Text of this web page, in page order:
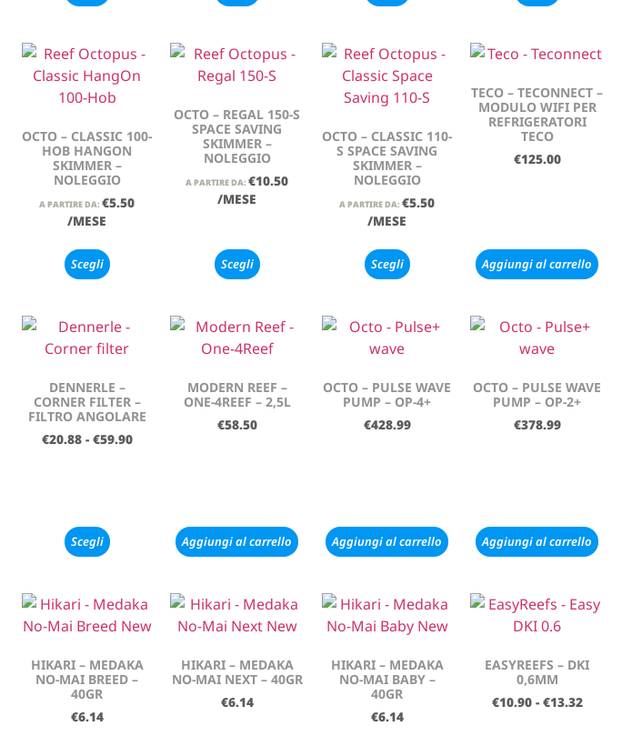
OCTO – CLASSIC 100-
HOB HANGON
SKIMMER –
NOLEGGIO
A PARTIRE DA: €5.50
/MESE
Scegli
OCTO – REGAL 150-S
SPACE SAVING
SKIMMER –
NOLEGGIO
A PARTIRE DA: €10.50
/MESE
Scegli
OCTO – CLASSIC 110-
S SPACE SAVING
SKIMMER –
NOLEGGIO
A PARTIRE DA: €5.50
/MESE
Scegli
TECO – TECONNECT –
MODULO WIFI PER
REFRIGERATORI
TECO
€125.00
Aggiungi al carrello
DENNERLE –
CORNER FILTER –
FILTRO ANGOLARE
€20.88 - €59.90
Scegli
MODERN REEF –
ONE-4REEF – 2,5L
€58.50
Aggiungi al carrello
OCTO – PULSE WAVE
PUMP – OP-4+
€428.99
Aggiungi al carrello
OCTO – PULSE WAVE
PUMP – OP-2+
€378.99
Aggiungi al carrello
HIKARI – MEDAKA
NO-MAI BREED –
40GR
€6.14
HIKARI – MEDAKA
NO-MAI NEXT – 40GR
€6.14
HIKARI – MEDAKA
NO-MAI BABY –
40GR
€6.14
EASYREEFS – DKI
0,6MM
€10.90 - €13.32